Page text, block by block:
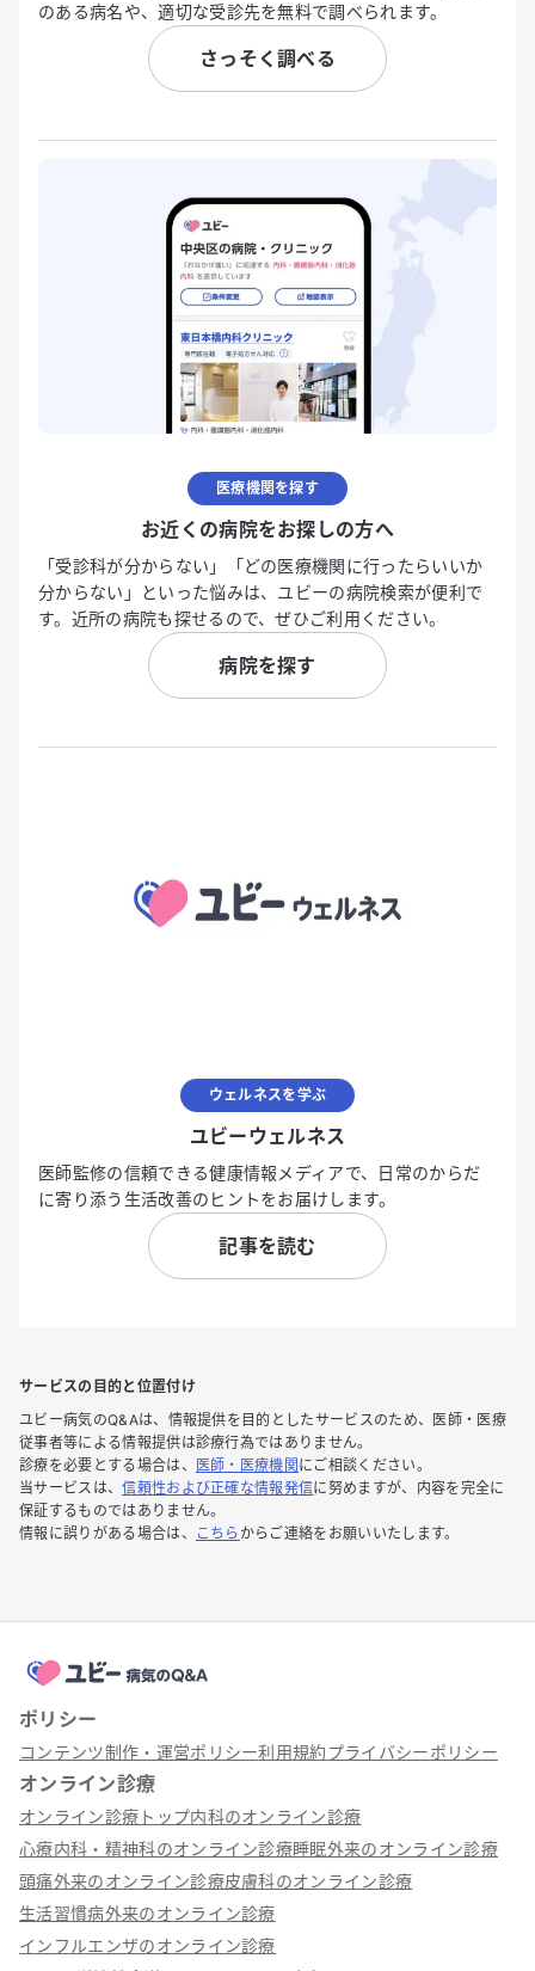
のある病名や、適切な受診先を無料で調べられます。
さっそく調べる
医療機関を探す
お近くの病院をお探しの方へ
「受診科が分からない」「どの医療機関に行ったらいいか
分からない」といった悩みは、ユビーの病院検索が便利で
す。近所の病院も探せるので、ぜひご利用ください。
病院を探す
ウェルネスを学ぶ
ユビーウェルネス
医師監修の信頼できる健康情報メディアで、日常のからだ
に寄り添う生活改善のヒントをお届けします。
記事を読む
サービスの目的と位置付け
ユビー病気のQ&Aは、情報提供を目的としたサービスのため、医師・医療
従事者等による情報提供は診療行為ではありません。
診療を必要とする場合は、
医師・医療機関 にご相談ください。
当サービスは、信頼性および正確な情報発信に努めますが、内容を完全に
保証するものではありません。
情報に誤りがある場合は、
こちら からご連絡をお願いいたします。
ポリシー
コンテンツ制作・運営ポリシー利用規約プライバシーポリシー
オンライン診療
オンライン診療トップ内科のオンライン診療
心療内科・精神科のオンライン診療睡眠外来のオンライン診療
頭痛外来のオンライン診療皮膚科のオンライン診療
生活習慣病外来のオンライン診療
インフルエンザのオンライン診療